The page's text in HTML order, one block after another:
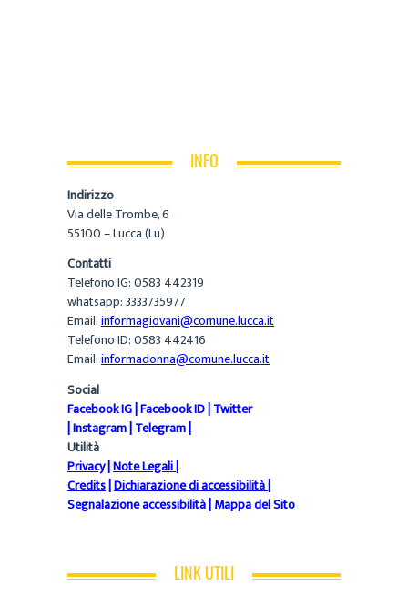
INFO
Indirizzo
Via delle Trombe, 6
55100 – Lucca (Lu)
Contatti
Telefono IG: 0583 442319
whatsapp: 3333735977
Email:informagiovani@comune.lucca.it
Telefono ID: 0583 442416
Email:informadonna@comune.lucca.it
Social
Facebook IG|Facebook ID|Twitter
|Instagram|Telegram|
Utilità
Privacy|Note Legali|
Credits|Dichiarazione di accessibilità|
Segnalazione accessibilità|Mappa del Sito
LINK UTILI